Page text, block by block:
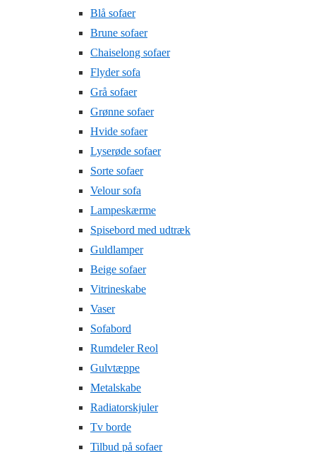
Blå sofaer
Brune sofaer
Chaiselong sofaer
Flyder sofa
Grå sofaer
Grønne sofaer
Hvide sofaer
Lyserøde sofaer
Sorte sofaer
Velour sofa
Lampeskærme
Spisebord med udtræk
Guldlamper
Beige sofaer
Vitrineskabe
Vaser
Sofabord
Rumdeler Reol
Gulvtæppe
Metalskabe
Radiatorskjuler
Tv borde
Tilbud på sofaer